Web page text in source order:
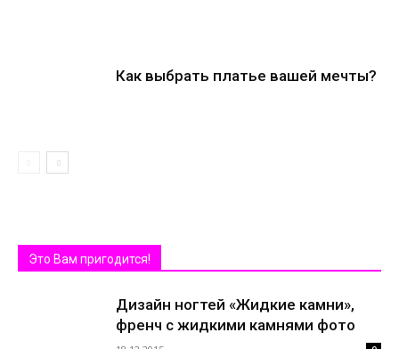
Как выбрать платье вашей мечты?
Это Вам пригодится!
Дизайн ногтей «Жидкие камни»,
френч с жидкими камнями фото